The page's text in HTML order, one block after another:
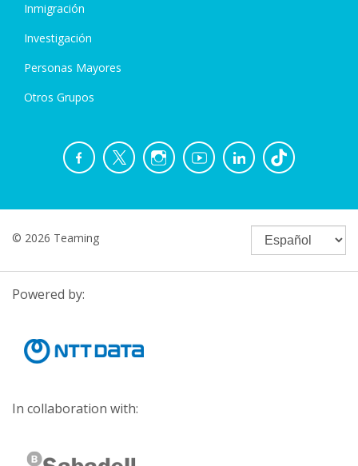
Inmigración
Investigación
Personas Mayores
Otros Grupos
© 2026 Teaming
Powered by:
In collaboration with: